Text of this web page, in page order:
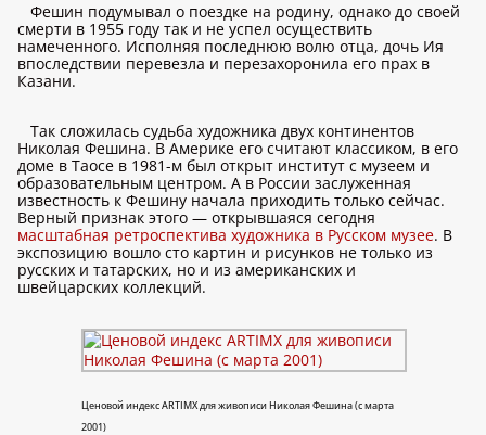
Фешин подумывал о поездке на родину, однако до своей
смерти в 1955 году так и не успел осуществить
намеченного. Исполняя последнюю волю отца, дочь Ия
впоследствии перевезла и перезахоронила его прах в
Казани.
Так сложилась судьба художника двух континентов
Николая Фешина. В Америке его считают классиком, в его
доме в Таосе в 1981-м был открыт институт с музеем и
образовательным центром. А в России заслуженная
известность к Фешину начала приходить только сейчас.
Верный признак этого — открывшаяся сегодня
масштабная ретроспектива художника в Русском музее. В
экспозицию вошло сто картин и рисунков не только из
русских и татарских, но и из американских и
швейцарских коллекций.
Ценовой индекс ARTIMX для живописи Николая Фешина (с марта
2001)